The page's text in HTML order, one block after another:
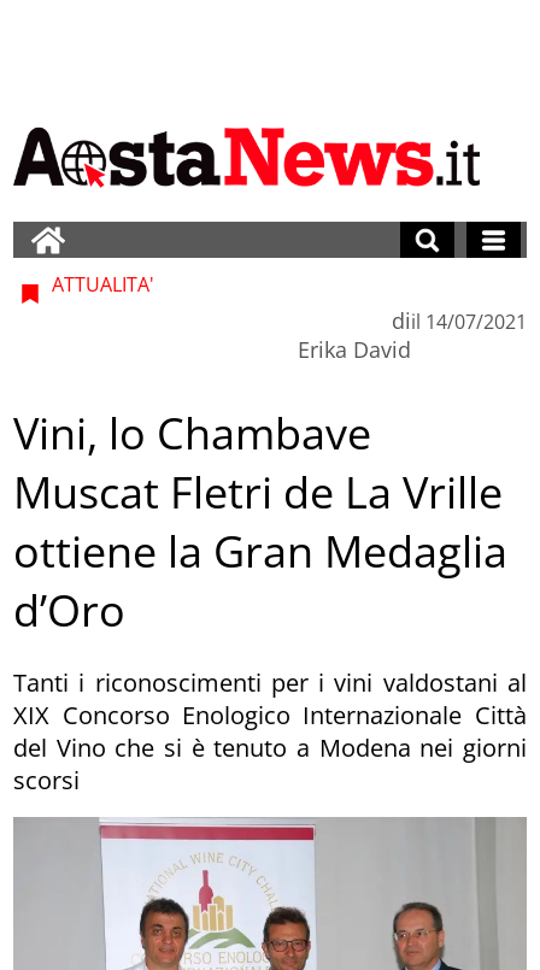
ATTUALITA'
di
Erika David
il 14/07/2021
Vini, lo Chambave
Muscat Fletri de La Vrille
ottiene la Gran Medaglia
d’Oro
Tanti i riconoscimenti per i vini valdostani al
XIX Concorso Enologico Internazionale Città
del Vino che si è tenuto a Modena nei giorni
scorsi